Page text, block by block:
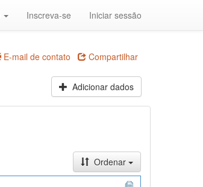
Inscreva-se Iniciar sessão
E-mail de contato Compartilhar
Adicionar dados
Ordenar